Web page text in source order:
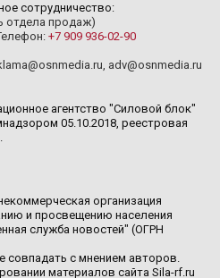
сотрудничество:
отдела продаж)
+7 909 936-02-90
, adv@osnmedia.ru
агентство "Силовой блок"
05.10.2018, реестровая
организация
и просвещению населения
служба новостей" (ОГРН
совпадать с мнением авторов.
материалов сайта Sila-rf.ru